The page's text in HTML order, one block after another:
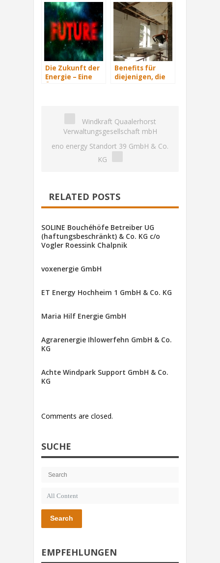
versorgt
Hauptstadt
Die Zukunft der
Energie – Eine
Benefits für
diejenigen, die
Windkraft Quaalerhorst
Verwaltungsgesellschaft mbH
eno energy Standort 39 GmbH & Co.
KG
RELATED POSTS
SOLINE Bouchéhöfe Betreiber UG
(haftungsbeschränkt) & Co. KG c/o
Vogler Roessink Chalpnik
voxenergie GmbH
ET Energy Hochheim 1 GmbH & Co. KG
Maria Hilf Energie GmbH
Agrarenergie Ihlowerfehn GmbH & Co.
KG
Achte Windpark Support GmbH & Co.
KG
Comments are closed.
SUCHE
Search
EMPFEHLUNGEN